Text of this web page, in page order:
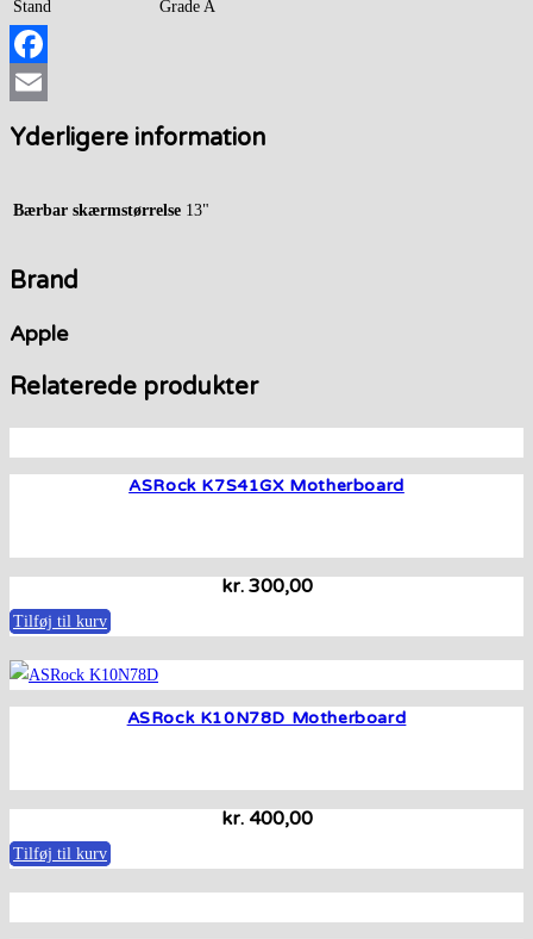
Stand
Grade A
Facebook
Yderligere information
Bærbar skærmstørrelse 13"
Brand
Apple
Relaterede produkter
ASRock K7S41GX Motherboard
kr.300,00
Tilføj til kurv
ASRock K10N78D Motherboard
kr.400,00
Tilføj til kurv